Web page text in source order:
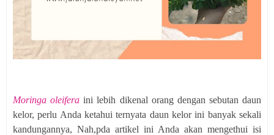
Moringa oleifera ini lebih dikenal orang dengan sebutan daun
kelor, perlu Anda ketahui ternyata daun kelor ini banyak sekali
kandungannya, Nah,pda artikel ini Anda akan mengethui isi